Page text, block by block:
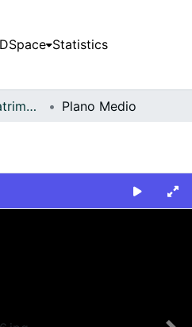
Statistics
FCCV - Oficios - Patrimonial Plano Medio